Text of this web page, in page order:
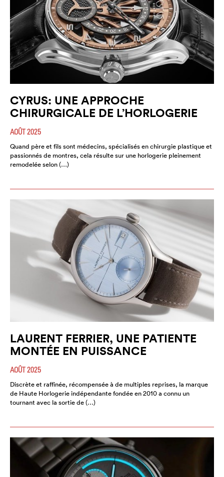
CYRUS: UNE APPROCHE
CHIRURGICALE DE L’HORLOGERIE
AOÛT 2025
Quand père et fils sont médecins, spécialisés en chirurgie plastique et
passionnés de montres, cela résulte sur une horlogerie pleinement
remodelée selon (…)
LAURENT FERRIER, UNE PATIENTE
MONTÉE EN PUISSANCE
AOÛT 2025
Discrète et raffinée, récompensée à de multiples reprises, la marque
de Haute Horlogerie indépendante fondée en 2010 a connu un
tournant avec la sortie de (…)